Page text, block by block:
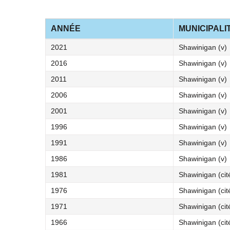
ANNÉE
2021 Shawinigan (v)
2016
Shawinigan (v)
2011
Shawinigan (v)
2006
Shawinigan (v)
2001
Shawinigan (v)
1996
Shawinigan (v)
1991
Shawinigan (v)
1986
Shawinigan (v)
1981
Shawinigan
1976
Shawinigan
1971
Shawinigan
1966
Shawinigan